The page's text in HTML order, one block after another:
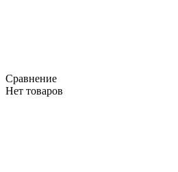
Сравнение
Нет товаров